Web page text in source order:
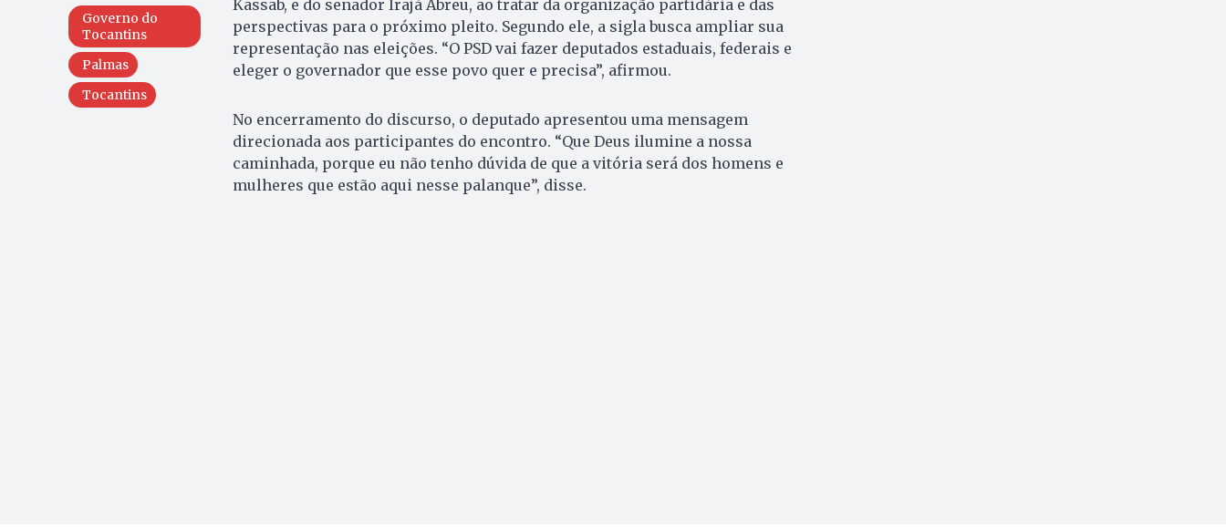
Governo do
Tocantins
Palmas
Tocantins
Kassab, e do senador Irajá Abreu, ao tratar da organização partidária e das
perspectivas para o próximo pleito. Segundo ele, a sigla busca ampliar sua
representação nas eleições. “O PSD vai fazer deputados estaduais, federais e
eleger o governador que esse povo quer e precisa”, afirmou.
No encerramento do discurso, o deputado apresentou uma mensagem
direcionada aos participantes do encontro. “Que Deus ilumine a nossa
caminhada, porque eu não tenho dúvida de que a vitória será dos homens e
mulheres que estão aqui nesse palanque”, disse.